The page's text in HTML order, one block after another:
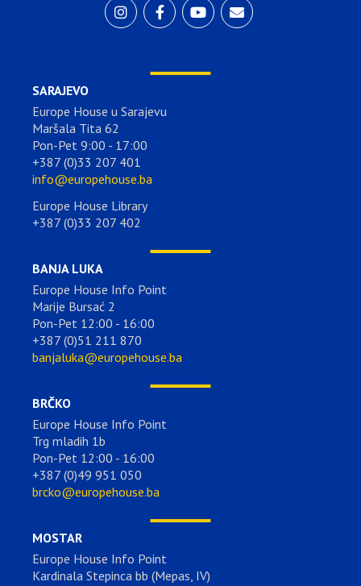
SARAJEVO
Europe House u Sarajevu
Maršala Tita 62
Pon-Pet 9:00 - 17:00
+387 (0)33 207 401
info@europehouse.ba
Europe House Library
+387 (0)33 207 402
BANJA LUKA
Europe House Info Point
Marije Bursać 2
Pon-Pet 12:00 - 16:00
+387 (0)51 211 870
banjaluka@europehouse.ba
BRČKO
Europe House Info Point
Trg mladih 1b
Pon-Pet 12:00 - 16:00
+387 (0)49 951 050
brcko@europehouse.ba
MOSTAR
Europe House Info Point
Kardinala Stepinca bb (Mepas, IV)